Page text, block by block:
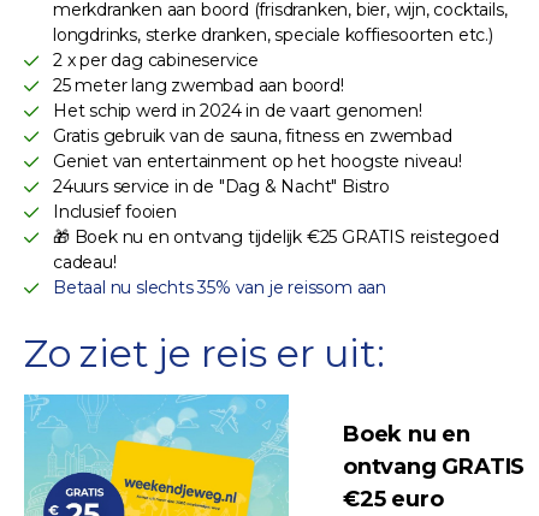
merkdranken aan boord (frisdranken, bier, wijn, cocktails,
longdrinks, sterke dranken, speciale koffiesoorten etc.)
2 x per dag cabineservice
25 meter lang zwembad aan boord!
Het schip werd in 2024 in de vaart genomen!
Gratis gebruik van de sauna, fitness en zwembad
Geniet van entertainment op het hoogste niveau!
24uurs service in de "Dag & Nacht" Bistro
Inclusief fooien
🎁 Boek nu en ontvang tijdelijk €25 GRATIS reistegoed
cadeau!
Betaal nu slechts 35% van je reissom aan
Zo ziet je reis er uit:
Boek nu en
ontvang GRATIS
€25 euro